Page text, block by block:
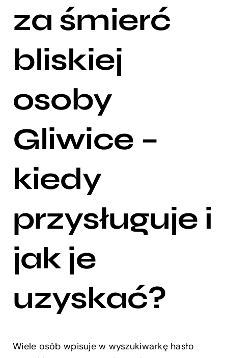
za śmierć
bliskiej
osoby
Gliwice –
kiedy
przysługuje i
jak je
uzyskać?
Wiele osób wpisuje w wyszukiwarkę hasło